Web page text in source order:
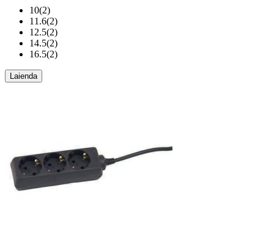
10(2)
11.6(2)
12.5(2)
14.5(2)
16.5(2)
Laienda